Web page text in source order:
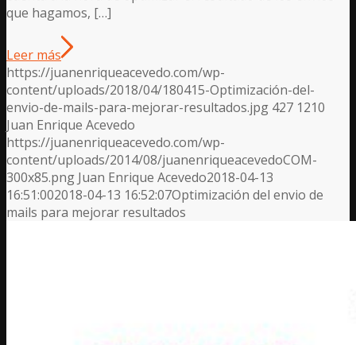
que hagamos, […]
Leer más
https://juanenriqueacevedo.com/wp-
content/uploads/2018/04/180415-Optimización-del-
envio-de-mails-para-mejorar-resultados.jpg 427 1210
Juan Enrique Acevedo
https://juanenriqueacevedo.com/wp-
content/uploads/2014/08/juanenriqueacevedoCOM-
300x85.png Juan Enrique Acevedo2018-04-13
16:51:002018-04-13 16:52:07Optimización del envio de
mails para mejorar resultados